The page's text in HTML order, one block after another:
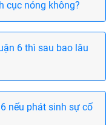
cục nóng không?
6 thì sau bao lâu
nếu phát sinh sự cố